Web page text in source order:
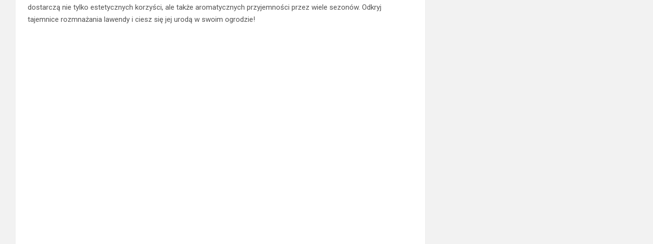
dostarczą nie tylko estetycznych korzyści, ale także aromatycznych przyjemności przez wiele sezonów. Odkryj
tajemnice rozmnażania lawendy i ciesz się jej urodą w swoim ogrodzie!